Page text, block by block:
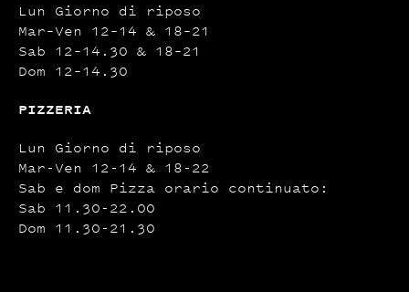
Lun Giorno di riposo
Mar–Ven 12–14 & 18–21
Sab 12–14.30 & 18–21
Dom 12–14.30
PIZZERIA
Lun Giorno di riposo
Mar-Ven 12-14 & 18-22
Sab e dom Pizza orario continuato:
Sab 11.30-22.00
Dom 11.30-21.30